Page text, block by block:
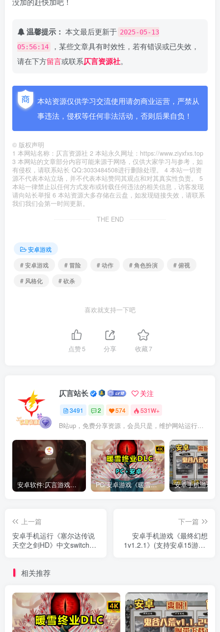
温馨提示： 本文最后更新于 2025-05-13
05:56:14
，某些文章具有时效性，若有错误或已失效，
请在下方留言或联系仄言资源社。
本站资源仅供学习交流使用请勿商业运营，严禁从
事违法，侵权等任何非法活动，否则后果自负！
© 版权声明
1 本网站名称：仄言资源社 2 本站永久网址：https://www.ziyxfxs.top
3 本网站的文章部分内容可能来源于网络，仅供大家学习与参考，如
有侵权，请联系站长 QQ:3033484508进行删除处理。 4 本站一切资
源不代表本站立场，并不代表本站赞同其观点和对其真实性负责。 5
本站一律禁止以任何方式发布或转载任何违法的相关信息，访客发现
请向站长举报 6 本站资源大多存储在云盘，如发现链接失效，请联系
我们我们会第一时间更新。
THE END
安卓游戏
# 安卓游戏
# 冒险 # 动作 # 角色扮演
# 俯视
# 风格化
# 砍杀
喜欢就支持一下吧
点赞5 分享 收藏7
仄言站长 关注
3491 2 574 531W+
B站up，免费分享资源，会员只是，维护网站运行，会员权利为可以支持本地下载，更多内容，敬请期待！
安卓软件:仄言游戏库4.0APP全新上架了！没有下的赶紧下载呀！ PC/安卓游戏《暖雪最新v3.1.0.1》终业DLC整合版！
上一篇
安卓手机运行《塞尔达传说
天空之剑HD》中文switch模
下一篇
安卓手机游戏《最终幻想
1v1.2.1》(支持安卓15游玩)
相关推荐